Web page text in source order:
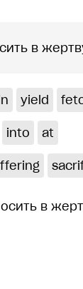
yield
into at
в